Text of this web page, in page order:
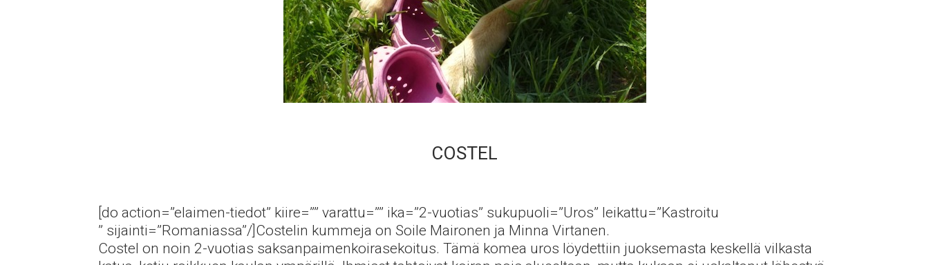
COSTEL
[do action=”elaimen-tiedot” kiire=”” varattu=”” ika=”2-vuotias” sukupuoli=”Uros” leikattu=”Kastroitu
” sijainti=”Romaniassa”/]Costelin kummeja on Soile Maironen ja Minna Virtanen.
Costel on noin 2-vuotias saksanpaimenkoirasekoitus. Tämä komea uros löydettiin juoksemasta keskellä vilkasta